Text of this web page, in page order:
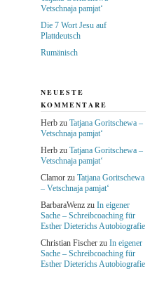
Vetschnaja pamjat‘
Die 7 Wort Jesu auf
Plattdeutsch
Rumänisch
NEUESTE
KOMMENTARE
Herbzu Tatjana Goritschewa –
Vetschnaja pamjat‘
Herbzu Tatjana Goritschewa –
Vetschnaja pamjat‘
Clamorzu Tatjana Goritschewa
– Vetschnaja pamjat‘
BarbaraWenzzu In eigener
Sache – Schreibcoaching für
Esther Dieterichs Autobiografie
Christian Fischerzu In eigener
Sache – Schreibcoaching für
Esther Dieterichs Autobiografie